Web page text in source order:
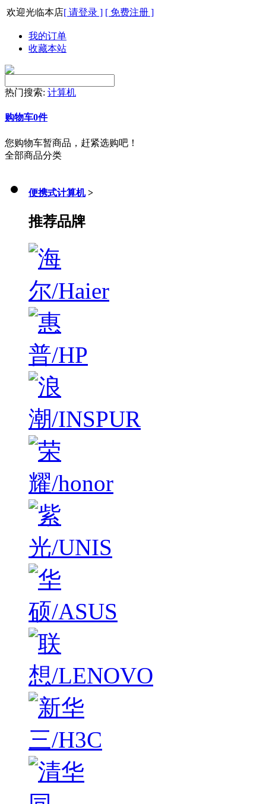
欢迎光临本店[ 请登录 ] [ 免费注册 ]
我的订单
收藏本站
热门搜索: 计算机
购物车0件
您购物车暂商品，赶紧选购吧！
全部商品分类
便携式计算机 >
推荐品牌